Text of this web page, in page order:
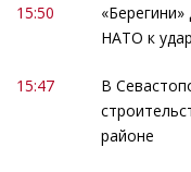
15:50
НАТО к
15:47
В
районе